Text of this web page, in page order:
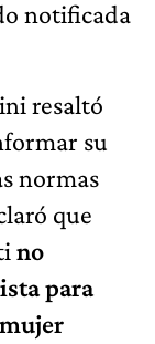
notificada
resaltó
su
normas
que
no
para